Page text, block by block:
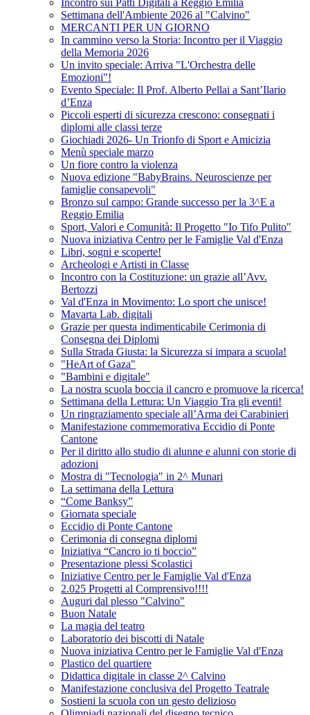
Incontro sui Patti Digitali a Reggio Emilia
Settimana dell'Ambiente 2026 al "Calvino"
MERCANTI PER UN GIORNO
In cammino verso la Storia: Incontro per il Viaggio
della Memoria 2026
Un invito speciale: Arriva "L'Orchestra delle
Emozioni"!
Evento Speciale: Il Prof. Alberto Pellai a Sant’Ilario
d’Enza
Piccoli esperti di sicurezza crescono: consegnati i
diplomi alle classi terze
Giochiadi 2026- Un Trionfo di Sport e Amicizia
Menù speciale marzo
Un fiore contro la violenza
Nuova edizione "BabyBrains. Neuroscienze per
famiglie consapevoli"
Bronzo sul campo: Grande successo per la 3^E a
Reggio Emilia
Sport, Valori e Comunità: Il Progetto "Io Tifo Pulito"
Nuova iniziativa Centro per le Famiglie Val d'Enza
Libri, sogni e scoperte!
Archeologi e Artisti in Classe
Incontro con la Costituzione: un grazie all’Avv.
Bertozzi
Val d'Enza in Movimento: Lo sport che unisce!
Mavarta Lab. digitali
Grazie per questa indimenticabile Cerimonia di
Consegna dei Diplomi
Sulla Strada Giusta: la Sicurezza si impara a scuola!
"HeArt of Gaza"
"Bambini e digitale"
La nostra scuola boccia il cancro e promuove la ricerca!
Settimana della Lettura: Un Viaggio Tra gli eventi!
Un ringraziamento speciale all’Arma dei Carabinieri
Manifestazione commemorativa Eccidio di Ponte
Cantone
Per il diritto allo studio di alunne e alunni con storie di
adozioni
Mostra di "Tecnologia" in 2^ Munari
La settimana della Lettura
“Come Banksy”
Giornata speciale
Eccidio di Ponte Cantone
Cerimonia di consegna diplomi
Iniziativa “Cancro io ti boccio”
Presentazione plessi Scolastici
Iniziative Centro per le Famiglie Val d'Enza
2.025 Progetti al Comprensivo!!!!
Auguri dal plesso "Calvino"
Buon Natale
La magia del teatro
Laboratorio dei biscotti di Natale
Nuova iniziativa Centro per le Famiglie Val d'Enza
Plastico del quartiere
Didattica digitale in classe 2^ Calvino
Manifestazione conclusiva del Progetto Teatrale
Sostieni la scuola con un gesto delizioso